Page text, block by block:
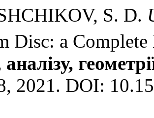
S. D.
Disc: a
2021. DOI: